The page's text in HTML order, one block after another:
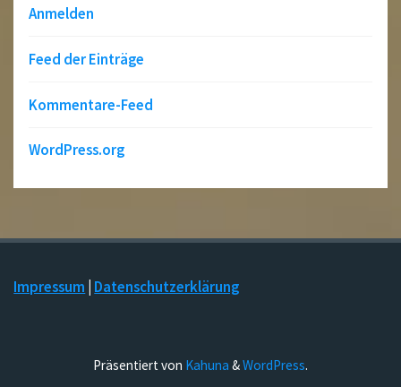
Anmelden
Feed der Einträge
Kommentare-Feed
WordPress.org
Impressum Datenschutzerklärung
Präsentiert von Kahuna &WordPress.